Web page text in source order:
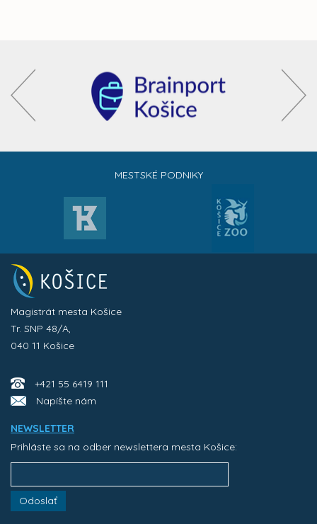
MESTSKÉ PODNIKY
Magistrát mesta Košice
Tr. SNP 48/A,
040 11 Košice
+421 55 6419 111
Napíšte nám
NEWSLETTER
Prihláste sa na odber newslettera mesta Košice:
Odoslať